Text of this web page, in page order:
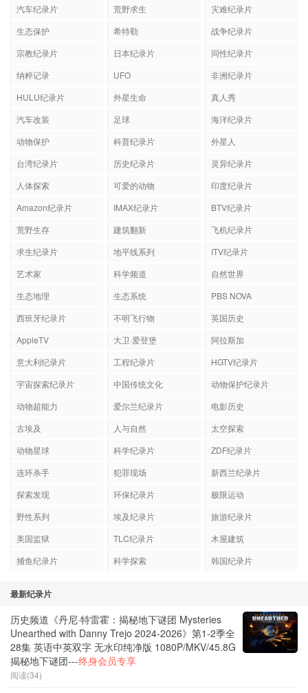
汽车纪录片
荒野求生
灾难纪录片
生态保护
希特勒
战争纪录片
宗教纪录片
日本纪录片
同性纪录片
纳粹记录
UFO
非洲纪录片
HULU纪录片
外星生命
真人秀
汽车改装
足球
海洋纪录片
动物保护
科普纪录片
外星人
台湾纪录片
历史纪录片
灵异纪录片
人体探索
可爱的动物
印度纪录片
Amazon纪录片
IMAX纪录片
BTV纪录片
荒野生存
建筑翻新
飞机纪录片
求生纪录片
地平线系列
ITV纪录片
艺术家
科学频道
自然世界
生态地理
生态系统
PBS NOVA
西班牙纪录片
不明飞行物
英国历史
AppleTV
大卫·爱登堡
阿拉斯加
意大利纪录片
工程纪录片
HGTV纪录片
宇宙探索纪录片
中国传统文化
动物保护纪录片
动物超能力
爱尔兰纪录片
电影历史
古埃及
人与自然
太空探索
动物星球
科学纪录片
ZDF纪录片
连环杀手
犯罪现场
新西兰纪录片
探索发现
环保纪录片
极限运动
野性系列
埃及纪录片
旅游纪录片
美国监狱
TLC纪录片
木屋建筑
捕鱼纪录片
科学探索 韩国纪录片
最新纪录片
历史频道《丹尼·特雷霍：揭秘地下谜团 Mysteries
Unearthed with Danny Trejo 2024-2026》第1-2季全
28集 英语中英双字 无水印纯净版 1080P/MKV/45.8G
揭秘地下谜团---终身会员专享
阅读(34)